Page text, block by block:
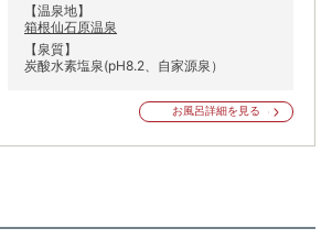
【温泉地】
箱根仙石原温泉
【泉質】
炭酸水素塩泉(pH8.2、自家源泉）
お風呂詳細を見る